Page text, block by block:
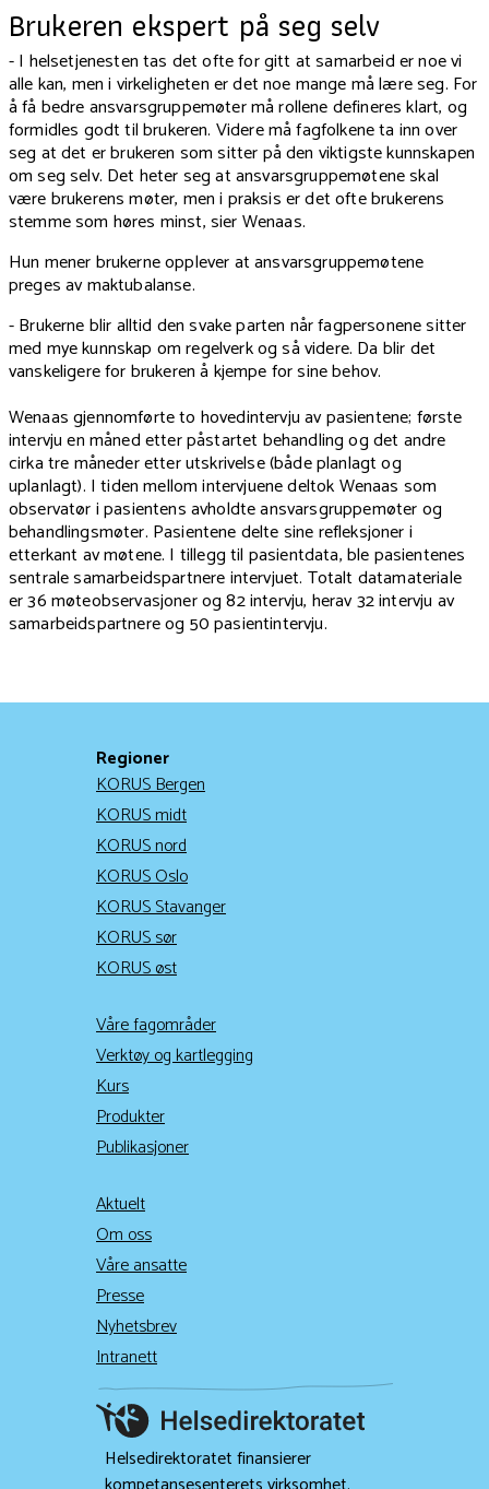
Brukeren ekspert på seg selv
- I helsetjenesten tas det ofte for gitt at samarbeid er noe vi
alle kan, men i virkeligheten er det noe mange må lære seg. For
å få bedre ansvarsgruppemøter må rollene defineres klart, og
formidles godt til brukeren. Videre må fagfolkene ta inn over
seg at det er brukeren som sitter på den viktigste kunnskapen
om seg selv. Det heter seg at ansvarsgruppemøtene skal
være brukerens møter, men i praksis er det ofte brukerens
stemme som høres minst, sier Wenaas.
Hun mener brukerne opplever at ansvarsgruppemøtene
preges av maktubalanse.
- Brukerne blir alltid den svake parten når fagpersonene sitter
med mye kunnskap om regelverk og så videre. Da blir det
vanskeligere for brukeren å kjempe for sine behov.
Wenaas gjennomførte to hovedintervju av pasientene; første
intervju en måned etter påstartet behandling og det andre
cirka tre måneder etter utskrivelse (både planlagt og
uplanlagt). I tiden mellom intervjuene deltok Wenaas som
observatør i pasientens avholdte ansvarsgruppemøter og
behandlingsmøter. Pasientene delte sine refleksjoner i
etterkant av møtene. I tillegg til pasientdata, ble pasientenes
sentrale samarbeidspartnere intervjuet. Totalt datamateriale
er 36 møteobservasjoner og 82 intervju, herav 32 intervju av
samarbeidspartnere og 50 pasientintervju.
Regioner
KORUS Bergen
KORUS midt
KORUS nord
KORUS Oslo
KORUS Stavanger
KORUS sør
KORUS øst
Våre fagområder
Verktøy og kartlegging
Kurs
Produkter
Publikasjoner
Aktuelt
Om oss
Våre ansatte
Presse
Nyhetsbrev
Intranett
Helsedirektoratet finansierer